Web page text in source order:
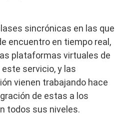
sincrónicas en las que
encuentro en tiempo real,
plataformas virtuales de
servicio, y las
vienen trabajando hace
de estas a los
todos sus niveles.